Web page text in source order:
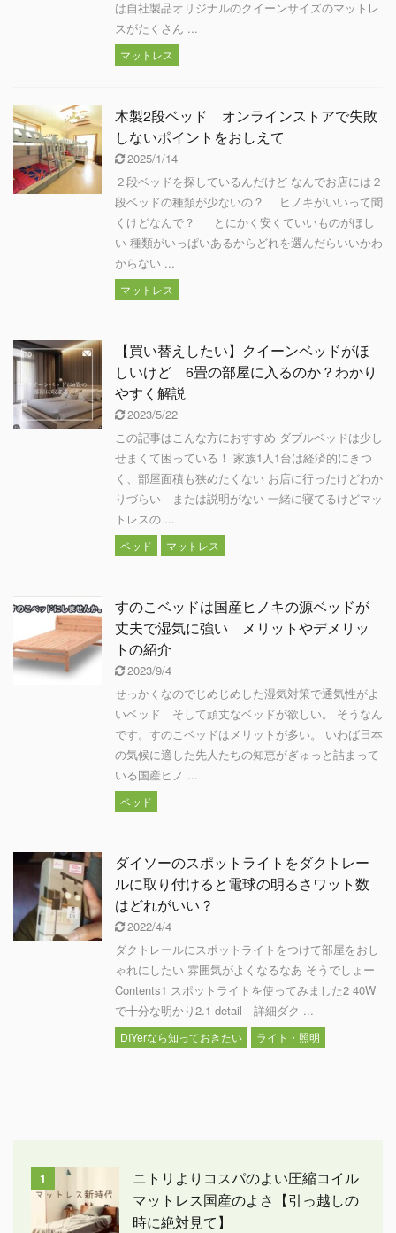
は自社製品オリジナルのクイーンサイズのマットレ
スがたくさん ...
マットレス
木製2段ベッド オンラインストアで失敗
しないポイントをおしえて
2025/1/14
２段ベッドを探しているんだけど なんでお店には２
段ベッドの種類が少ないの？ ヒノキがいいって聞
くけどなんで？ とにかく安くていいものがほし
い 種類がいっぱいあるからどれを選んだらいいかわ
からない ...
マットレス
【買い替えしたい】クイーンベッドがほ
しいけど 6畳の部屋に入るのか？わかり
やすく解説
2023/5/22
この記事はこんな方におすすめ ダブルベッドは少し
せまくて困っている！ 家族1人1台は経済的にきつ
く、部屋面積も狭めたくない お店に行ったけどわか
りづらい または説明がない 一緒に寝てるけどマッ
トレスの ...
ベッド マットレス
すのこベッドは国産ヒノキの源ベッドが
丈夫で湿気に強い メリットやデメリッ
トの紹介
2023/9/4
せっかくなのでじめじめした湿気対策で通気性がよ
いベッド そして頑丈なベッドが欲しい。 そうなん
です。すのこベッドはメリットが多い。 いわば日本
の気候に適した先人たちの知恵がぎゅっと詰まって
いる国産ヒノ ...
ベッド
ダイソーのスポットライトをダクトレー
ルに取り付けると電球の明るさワット数
はどれがいい？
2022/4/4
ダクトレールにスポットライトをつけて部屋をおし
ゃれにしたい 雰囲気がよくなるなあ そうでしょー
Contents1 スポットライトを使ってみました2 40W
で十分な明かり2.1 detail 詳細ダク ...
DIYerなら知っておきたい ライト・照明
1
ニトリよりコスパのよい圧縮コイル
マットレス国産のよさ【引っ越しの
時に絶対見て】